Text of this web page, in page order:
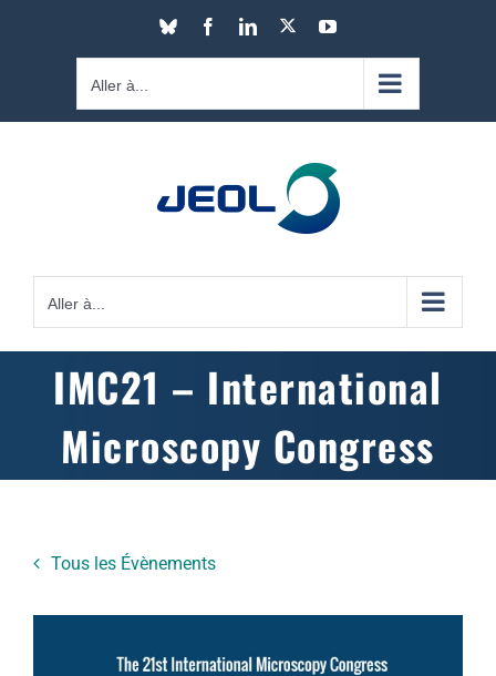
Bluesky FacebookLinkedIn YouTube
Aller à...
Aller à...
IMC21 – International
Microscopy Congress
Tous les Évènements